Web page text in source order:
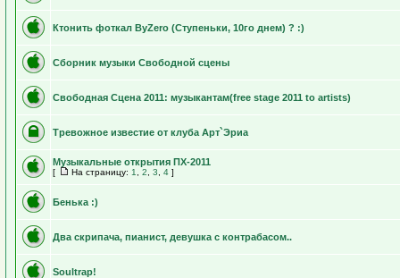
Ктонить фоткал ByZero (Ступеньки, 10го днем) ? :)
Сборник музыки Свободной сцены
Свободная Сцена 2011: музыкантам(free stage 2011 to artists)
Тревожное известие от клуба Арт`Эриа
Музыкальные открытия ПХ-2011
[ На страницу: 1 2 3 4 ]
Бенька :)
Два скрипача, пианист, девушка с контрабасом..
Soultrap!